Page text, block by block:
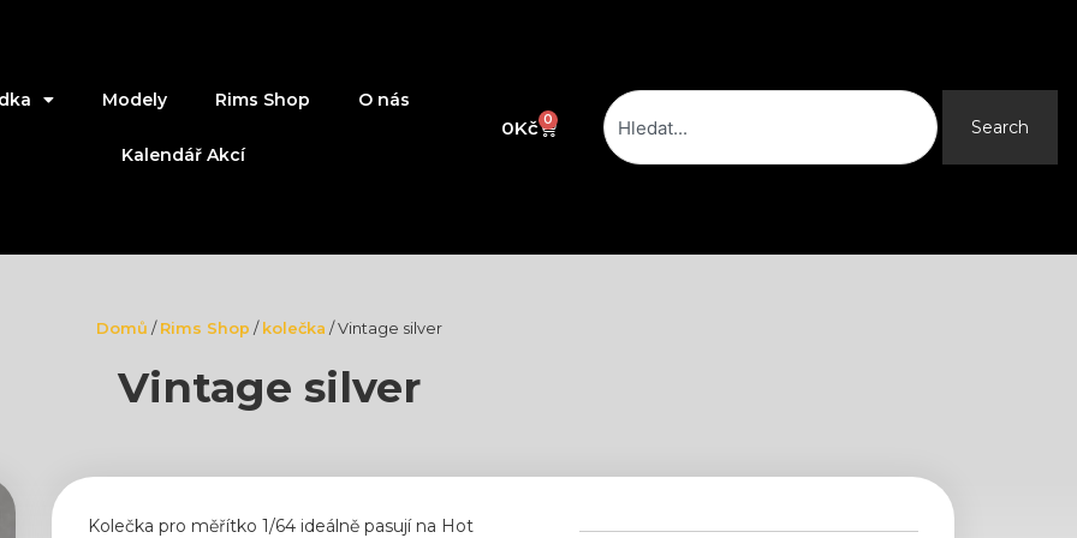
Modely Rims Shop O nás
Kalendář Akcí
0Kč 0 Cart
Search
Search
Domů / Rims Shop / kolečka / Vintage silver
Vintage silver
Kolečka pro měřítko 1/64 ideálně pasují na Hot